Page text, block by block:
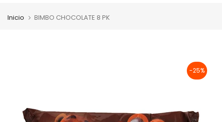
Inicio BIMBO CHOCOLATE 8 PK
-25%